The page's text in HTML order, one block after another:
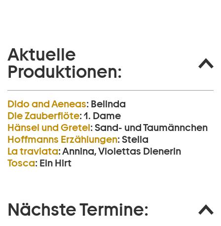
Aktuelle
Produktionen:
Dido and Aeneas: Belinda
Die Zauberflöte: 1. Dame
Hänsel und Gretel: Sand- und Taumännchen
Hoffmanns Erzählungen: Stella
La traviata:Annina, Violettas Dienerin
Tosca: Ein Hirt
Nächste Termine: